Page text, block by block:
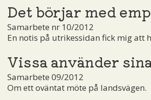
Det börjar med
Samarbete nr 10/2012
En notis på utrikessidan fick mig att
Vissa använder
Samarbete 09/2012
Om ett oväntat möte på landsvägen.